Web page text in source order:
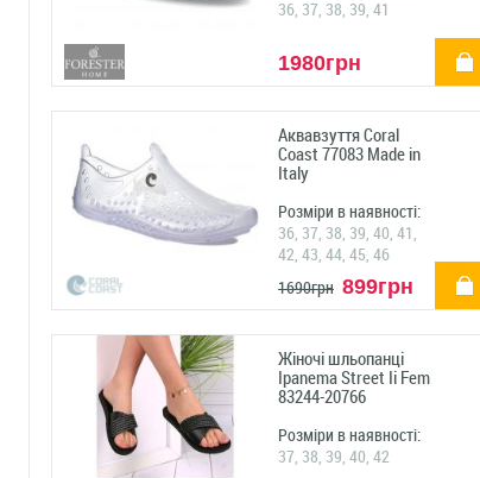
36, 37, 38, 39, 41
1980грн
Аквавзуття Coral
Coast 77083 Made in
Italy
Розміри в наявності:
36, 37, 38, 39, 40, 41,
42, 43, 44, 45, 46
1690грн 899грн
Жіночі шльопанці
Ipanema Street Ii Fem
83244-20766
Розміри в наявності:
37, 38, 39, 40, 42